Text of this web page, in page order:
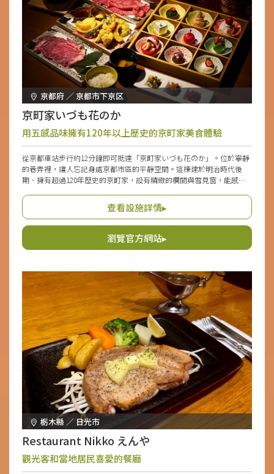
京都府 ／ 京都市下京区
京町家いづも花のか
用五感品味擁有120年以上歷史的京町家美食體驗
從京都車站步行約12分鐘即可抵達「京町家いづも花のか」。位於寧靜
的巷弄裡，讓人忘記身處京都市區的平靜空間。這棟建於明治時代後
期、擁有超過120年歷史的京町家，設有精緻的欄間與雪見窗，能感受
了提供以當地農家直送的京野菜和水果等京都味覺匯聚而成的日常小菜
和豪華晚餐外，還能享用華麗擺盤的甜點。也推薦使用和服租借方案，
穿著和服盡情享受美好時光。
查看設施詳情▸
瀏覽官方網站▸
栃木縣 ／ 日光市
Restaurant Nikko えんや
觀光客和當地居民喜愛的餐廳